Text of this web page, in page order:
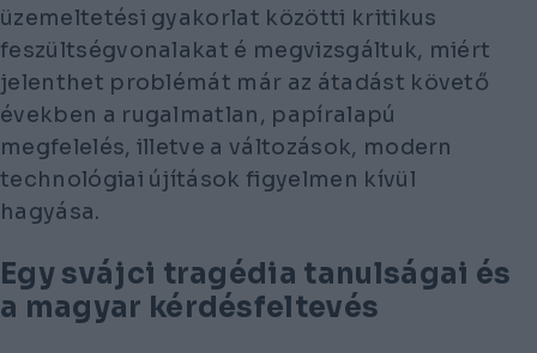
üzemeltetési gyakorlat közötti kritikus
feszültségvonalakat é megvizsgáltuk, miért
jelenthet problémát már az átadást követő
években a rugalmatlan, papíralapú
megfelelés, illetve a változások, modern
technológiai újítások figyelmen kívül
hagyása.
Egy svájci tragédia tanulságai és
a magyar kérdésfeltevés